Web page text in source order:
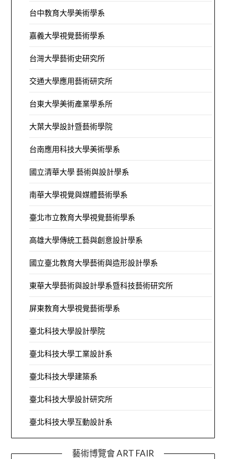
台中教育大學美術學系
嘉義大學視覺藝術學系
台灣大學藝術史研究所
交通大學應用藝術研究所
台東大學美術產業學系所
大葉大學設計暨藝術學院
台南應用科技大學美術學系
國立清華大學 藝術與設計學系
南華大學視覺與媒體藝術學系
臺北市立教育大學視覺藝術學系
高雄大學傳統工藝與創意設計學系
國立臺北教育大學藝術與造形設計學系
東華大學藝術與設計學系暨科技藝術研究所
屏東教育大學視覺藝術學系
臺北科技大學設計學院
臺北科技大學工業設計系
臺北科技大學建築系
臺北科技大學設計研究所
臺北科技大學互動設計系
藝術博覽會 ART FAIR